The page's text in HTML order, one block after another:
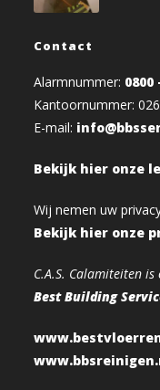
Contact
Alarmnummer: 0800
Kantoornummer:
E-mail:
Bekijk hier onze
Wij nemen uw
Bekijk hier onze
C.A.S. Calamiteiten
Best Building